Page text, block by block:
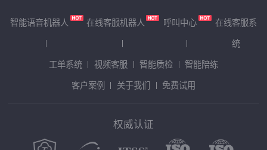
智能语音机器人 在线客服机器人 呼叫中心
在线客服系
统
工单系统
视频客服 智能质检
智能陪练
客户案例
关于我们 免费试用
权威认证